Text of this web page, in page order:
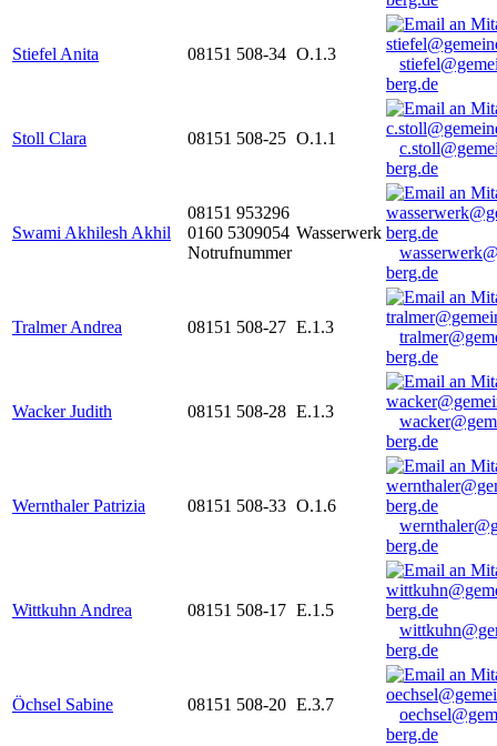
Stiefel Anita 08151 508-34 O.1.3
berg.de
Stoll Clara 08151 508-25 O.1.1
berg.de
Swami Akhilesh Akhil
08151 953296
0160 5309054
Notrufnummer
Wasserwerk
berg.de
Tralmer Andrea 08151 508-27 E.1.3
berg.de
Wacker Judith 08151 508-28 E.1.3
berg.de
Wernthaler Patrizia 08151 508-33 O.1.6
berg.de
Wittkuhn Andrea 08151 508-17 E.1.5
berg.de
Öchsel Sabine 08151 508-20 E.3.7
berg.de